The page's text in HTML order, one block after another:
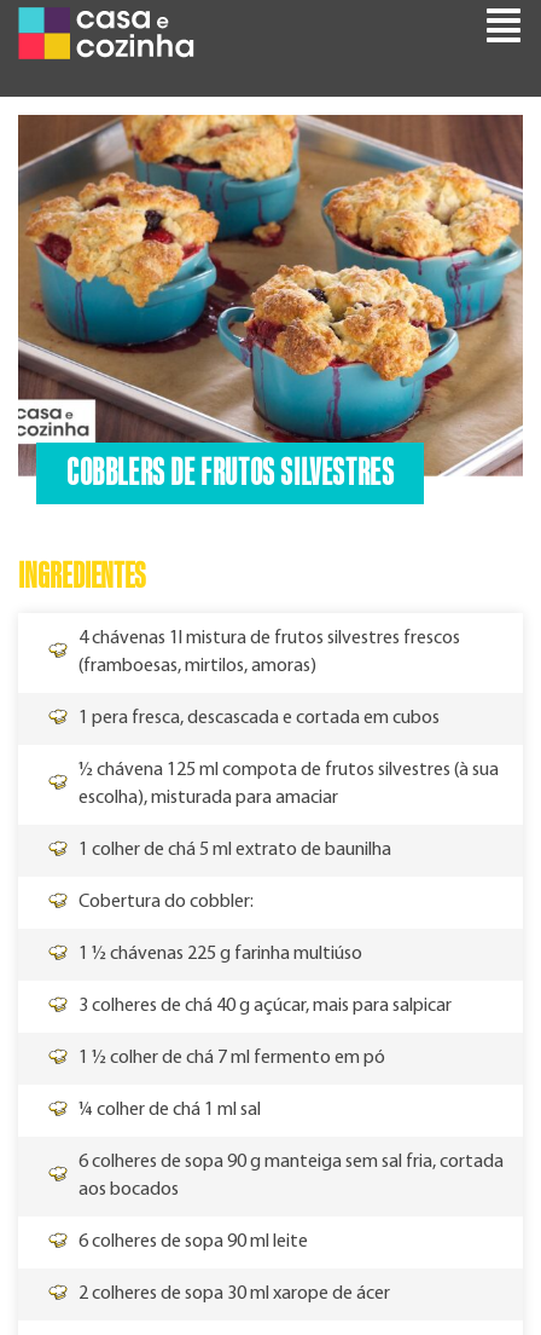
COBBLERS DE FRUTOS SILVESTRES
INGREDIENTES
4 chávenas 1l mistura de frutos silvestres frescos
(framboesas, mirtilos, amoras)
1 pera fresca, descascada e cortada em cubos
½ chávena 125 ml compota de frutos silvestres (à sua
escolha), misturada para amaciar
1 colher de chá 5 ml extrato de baunilha
Cobertura do cobbler:
1 ½ chávenas 225 g farinha multiúso
3 colheres de chá 40 g açúcar, mais para salpicar
1 ½ colher de chá 7 ml fermento em pó
¼ colher de chá 1 ml sal
6 colheres de sopa 90 g manteiga sem sal fria, cortada
aos bocados
6 colheres de sopa 90 ml leite
2 colheres de sopa 30 ml xarope de ácer